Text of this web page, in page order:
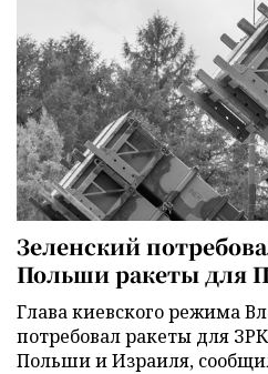
Зеленский
Польши ракеты для
Глава киевского режима
потребовал ракеты для
Польши и Израиля,